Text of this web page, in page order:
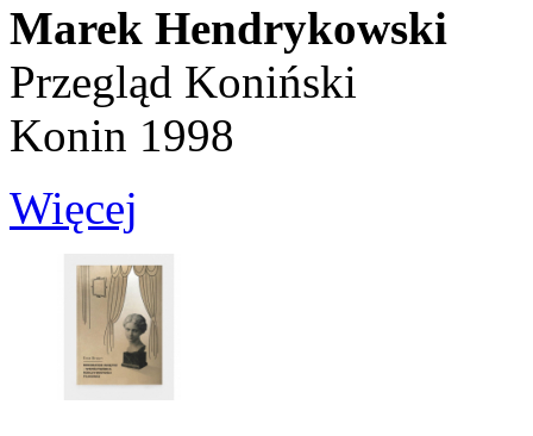
Marek Hendrykowski
Przegląd Koniński
Konin 1998
Więcej